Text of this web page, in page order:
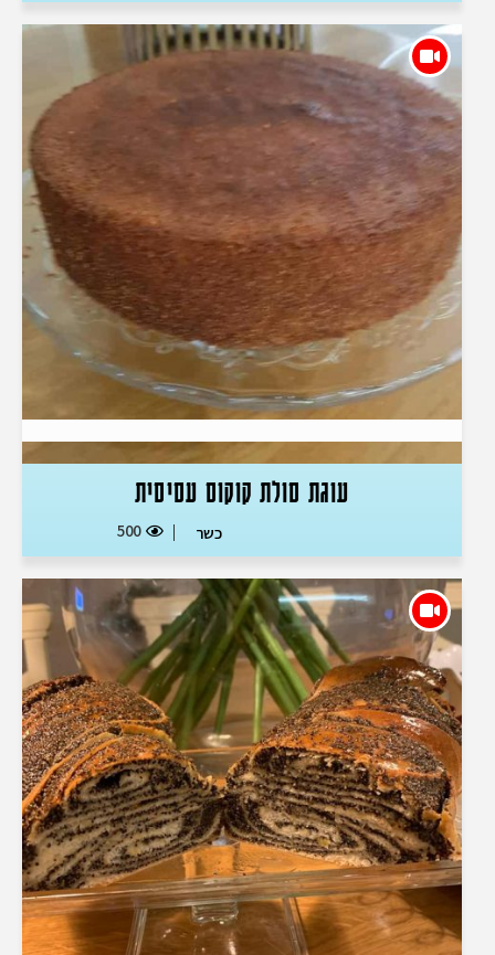
עוגת סולת קוקוס עסיסית
כשר 500